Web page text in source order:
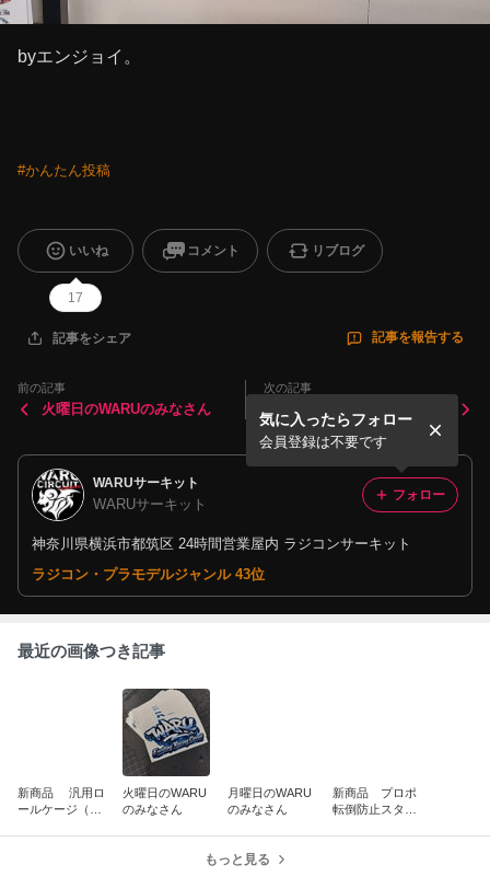
byエンジョイ。
#かんたん投稿
いいね
17
コメント リブログ
記事をシェア 記事を報告する
前の記事
火曜日のWARUのみなさん
次の記事
日曜日のWARUのみなさん
WARUサーキット
WARUサーキット
神奈川県横浜市都筑区 24時間営業屋内 ラジコンサーキット
気に入ったらフォロー
会員登録は不要です
フォロー
ラジコン・プラモデルジャンル 43位
最近の画像つき記事
新商品 汎用ロ
ールケージ（A
火曜日のWARU
のみなさん
月曜日のWARU
のみなさん
新商品 プロポ
転倒防止スタン
もっと見る